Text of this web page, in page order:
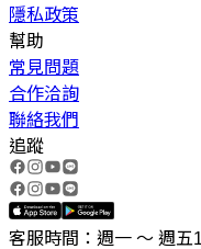
隱私政策
幫助
常見問題
合作洽詢
聯絡我們
追蹤
客服時間：週一 ～ 週五